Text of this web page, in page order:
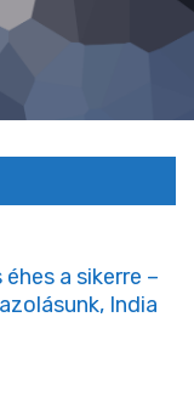
a sikerre –
India